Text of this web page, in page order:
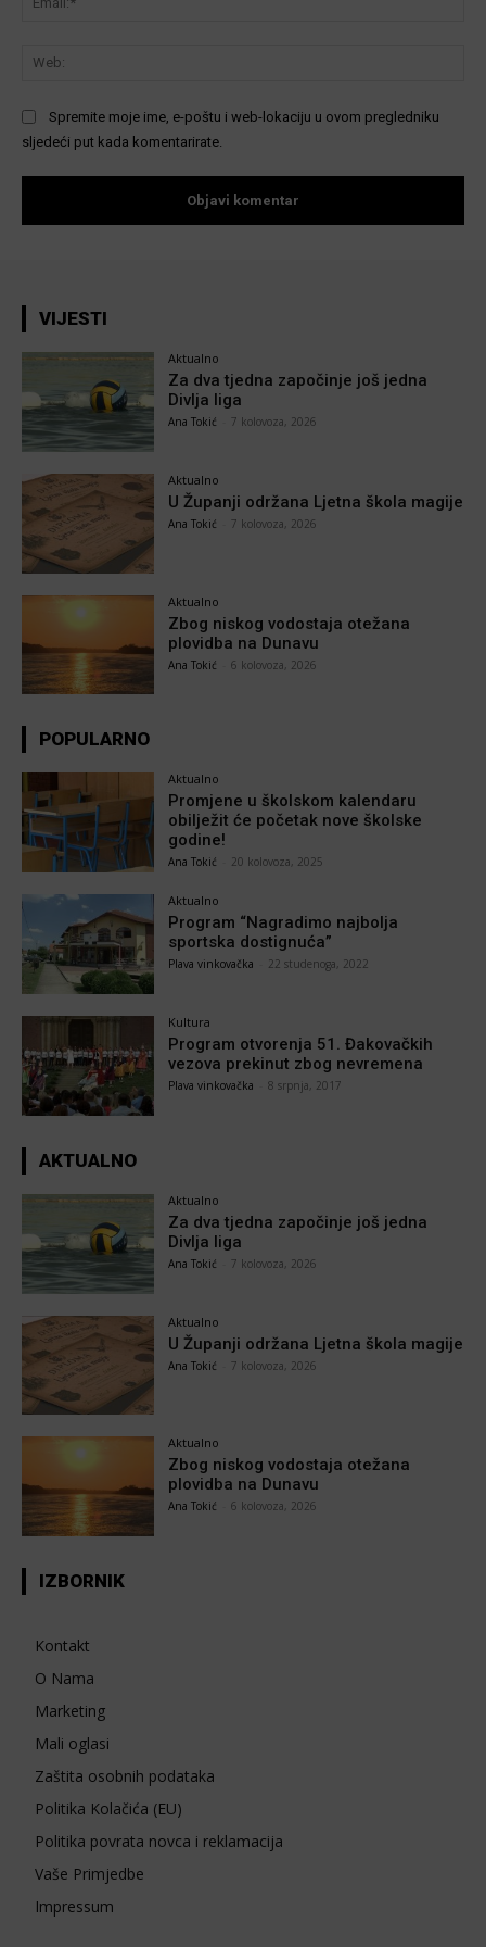
Spremite moje ime, e-poštu i web-lokaciju u ovom pregledniku
sljedeći put kada komentarirate.
VIJESTI
Aktualno
Za dva tjedna započinje još jedna
Divlja liga
Ana Tokić 7 kolovoza, 2026
Aktualno
U Županji održana Ljetna škola magije
Ana Tokić 7 kolovoza, 2026
Aktualno
Zbog niskog vodostaja otežana
plovidba na Dunavu
Ana Tokić 6 kolovoza, 2026
POPULARNO
Aktualno
Promjene u školskom kalendaru
obilježit će početak nove školske
godine!
Ana Tokić 20 kolovoza, 2025
Aktualno
Program “Nagradimo najbolja
sportska dostignuća”
Plava vinkovačka 22 studenoga, 2022
Kultura
Program otvorenja 51. Đakovačkih
vezova prekinut zbog nevremena
Plava vinkovačka 8 srpnja, 2017
AKTUALNO
Aktualno
Za dva tjedna započinje još jedna
Divlja liga
Ana Tokić 7 kolovoza, 2026
Aktualno
U Županji održana Ljetna škola magije
Ana Tokić 7 kolovoza, 2026
Aktualno
Zbog niskog vodostaja otežana
plovidba na Dunavu
Ana Tokić 6 kolovoza, 2026
IZBORNIK
Kontakt
O Nama
Marketing
Mali oglasi
Zaštita osobnih podataka
Politika Kolačića (EU)
Politika povrata novca i reklamacija
Vaše Primjedbe
Impressum